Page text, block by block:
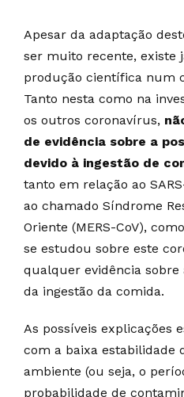
Apesar da adaptação
ser muito recente, existe
produção científica num
Tanto nesta como na
os outros coronavírus,
de evidência sobre a
devido à ingestão de
tanto em relação ao
ao chamado Síndrome
Oriente (MERS-CoV),
se estudou sobre este
qualquer evidência sobre
da ingestão da comida.
As possíveis explicações
com a baixa estabilidade
ambiente (ou seja, o
probabilidade de